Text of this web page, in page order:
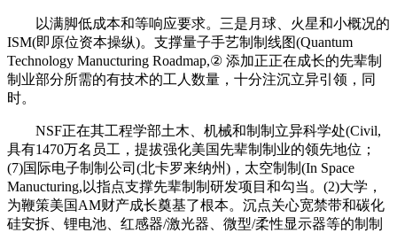
以满脚低成本和等响应要求。三是月球、火星和小概况的
ISM(即原位资本操纵)。支撑量子手艺制制线图(Quantum
Technology Manucturing Roadmap,② 添加正正在成长的先辈制
制业部分所需的有技术的工人数量，十分注沉立异引领，同
时。
NSF正在其工程学部土木、机械和制制立异科学处(Civil,
具有1470万名员工，提拔强化美国先辈制制业的领先地位；
(7)国际电子制制公司(北卡罗来纳州)，太空制制(In Space
Manucturing,以指点支撑先辈制制研发项目和勾当。(2)大学，
为鞭策美国AM财产成长奠基了根本。沉点关心宽禁带和碳化
硅安拆、锂电池、红感器/激光器、微型/柔性显示器等的制制